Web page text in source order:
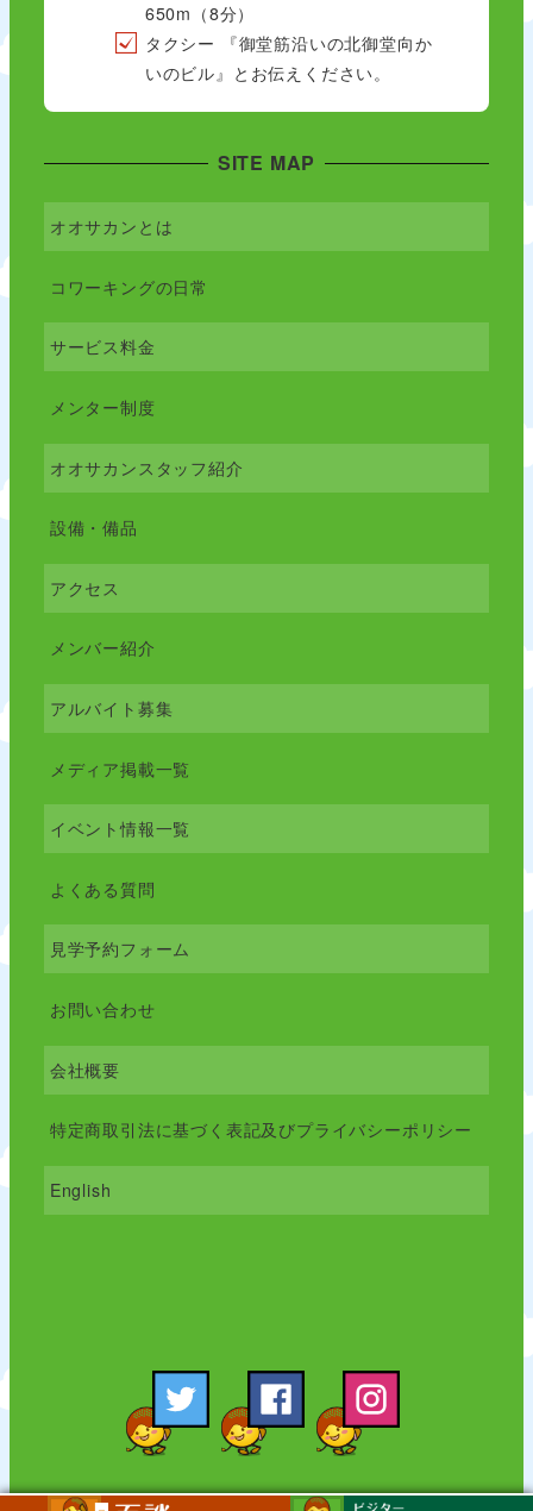
650m（8分）
タクシー 『御堂筋沿いの北御堂向か
いのビル』とお伝えください。
SITE MAP
オオサカンとは
コワーキングの日常
サービス料金
メンター制度
オオサカンスタッフ紹介
設備・備品
アクセス
メンバー紹介
アルバイト募集
メディア掲載一覧
イベント情報一覧
よくある質問
見学予約フォーム
お問い合わせ
会社概要
特定商取引法に基づく表記及びプライバシーポリシー
English